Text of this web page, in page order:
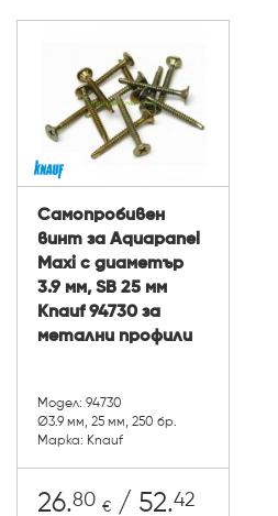
Самопробивен
винт за Aquapanel
Мaxi с диаметър
3.9 мм, SB 25 мм
Knauf 94730 за
метални профили
Модел: 94730
Ø3.9 мм, 25 мм, 250 бр.
Марка: Knauf
26.80 € / 52.42